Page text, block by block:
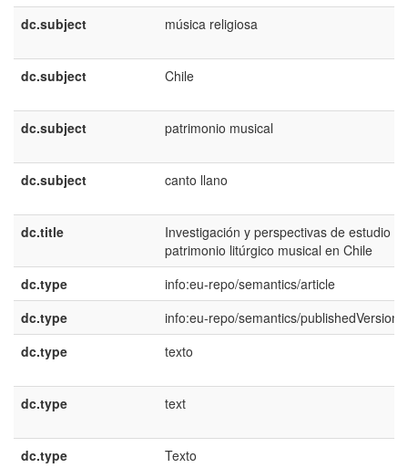
dc.subject música religiosa
dc.subject Chile
dc.subject patrimonio musical
dc.subject canto llano
dc.title
Investigación y perspectivas de estudio
patrimonio litúrgico musical en Chile
dc.type
info:eu-repo/semantics/article
dc.type
info:eu-repo/semantics/publishedVersion
dc.type
texto
dc.type text
dc.type Texto